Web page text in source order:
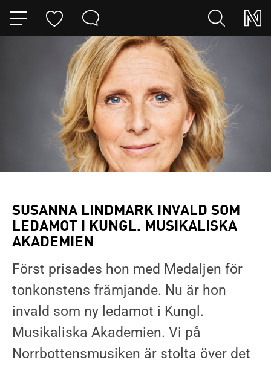
HOPPA TILL NAVIGERINGEN
HOPPA TILL INNEHÅLLET
SUSANNA LINDMARK INVALD SOM
LEDAMOT I KUNGL. MUSIKALISKA
AKADEMIEN
Först prisades hon med Medaljen för
tonkonstens främjande. Nu är hon
invald som ny ledamot i Kungl.
Musikaliska Akademien. Vi på
Norrbottensmusiken är stolta över det